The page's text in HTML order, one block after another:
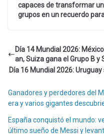
capaces de transformar
grupos en un recuerdo
Día 14 Mundial 2026:
an, Suiza gana el Grupo B
Día 16 Mundial 2026:
Ganadores y perdedores del
era y varios gigantes
España conquistó el mundo:
último sueño de Messi y